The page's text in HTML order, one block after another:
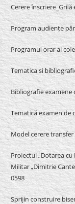
Cerere înscriere_Grilă
Program audiențe
Programul orar al
Tematica si
Bibliografie examene
Tematică examen de
Model cerere transfer
Proiectul „Dotarea
Militar „Dimitrie
0598
Sprijin construire